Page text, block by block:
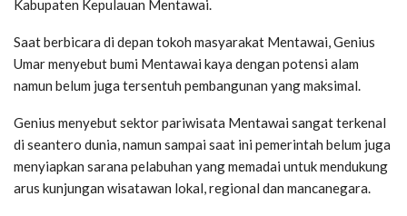
Kabupaten Kepulauan Mentawai.
Saat berbicara di depan tokoh masyarakat Mentawai, Genius
Umar menyebut bumi Mentawai kaya dengan potensi alam
namun belum juga tersentuh pembangunan yang maksimal.
Genius menyebut sektor pariwisata Mentawai sangat terkenal
di seantero dunia, namun sampai saat ini pemerintah belum juga
menyiapkan sarana pelabuhan yang memadai untuk mendukung
arus kunjungan wisatawan lokal, regional dan mancanegara.